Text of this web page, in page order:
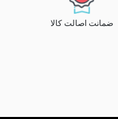
ضمانت اصالت کالا